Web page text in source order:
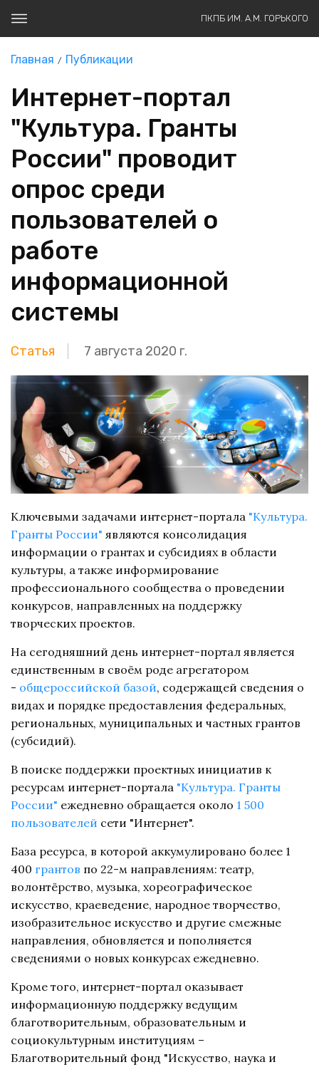
ПКПБ ИМ. А.М. ГОРЬКОГО
Главная Публикации
Интернет-портал
"Культура. Гранты
России" проводит
опрос среди
пользователей о
работе
информационной
системы
Статья 7 августа 2020 г.
Ключевыми задачами интернет-портала "Культура.
Гранты России" являются консолидация
информации о грантах и субсидиях в области
культуры, а также информирование
профессионального сообщества о проведении
конкурсов, направленных на поддержку
творческих проектов.
На сегодняшний день интернет-портал является
единственным в своём роде агрегатором
- общероссийской базой, содержащей сведения о
видах и порядке предоставления федеральных,
региональных, муниципальных и частных грантов
(субсидий).
В поиске поддержки проектных инициатив к
ресурсам интернет-портала "Культура. Гранты
России" ежедневно обращается около 1 500
пользователей сети "Интернет".
База ресурса, в которой аккумулировано более 1
400 грантов по 22-м направлениям: театр,
волонтёрство, музыка, хореографическое
искусство, краеведение, народное творчество,
изобразительное искусство и другие смежные
направления, обновляется и пополняется
сведениями о новых конкурсах ежедневно.
Кроме того, интернет-портал оказывает
информационную поддержку ведущим
благотворительным, образовательным и
социокультурным институциям –
Благотворительный фонд "Искусство, наука и